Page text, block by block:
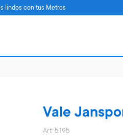
Vale
Art. 5.195
lindos con tus Metros